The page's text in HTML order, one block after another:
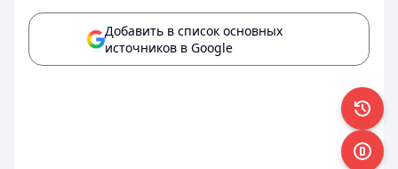
Добавить в список основных
источников в Google